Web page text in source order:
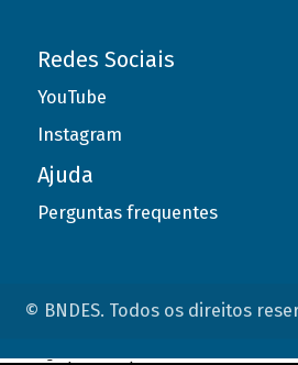
Redes Sociais
YouTube
Instagram
Ajuda
Perguntas frequentes
© BNDES. Todos os direitos